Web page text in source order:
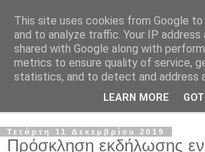
Τετάρτη 11 Δεκεμβρίου 2019
Πρόσκληση εκδήλωσης
This site uses cookies from Google
and to analyze traffic. Your IP address
shared with Google along with
metrics to ensure quality of service,
statistics, and to detect and address
LEARN MORE